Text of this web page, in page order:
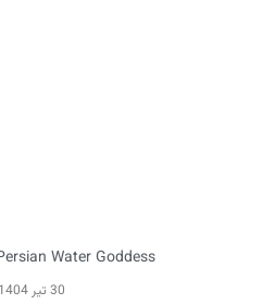
Water Goddess
30 تیر 1404